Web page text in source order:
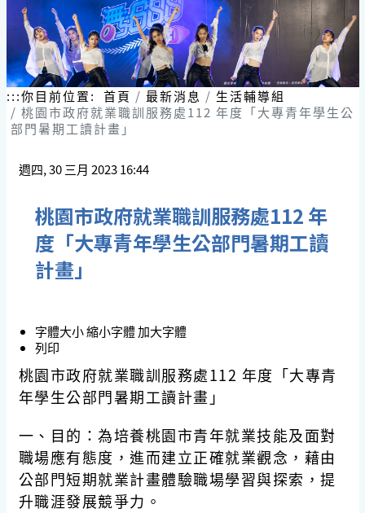
:::你目前位置: 首頁 最新消息
生活輔導組
桃園市政府就業職訓服務處112 年度「大專青年學生公
部門暑期工讀計畫」
週四, 30 三月 2023 16:44
桃園市政府就業職訓服務處112 年
度「大專青年學生公部門暑期工讀
計畫」
字體大小縮小字體加大字體
列印
桃園市政府就業職訓服務處112 年度「大專青
年學生公部門暑期工讀計畫」
一、目的：為培養桃園市青年就業技能及面對
職場應有態度，進而建立正確就業觀念，藉由
公部門短期就業計畫體驗職場學習與探索，提
升職涯發展競爭力。